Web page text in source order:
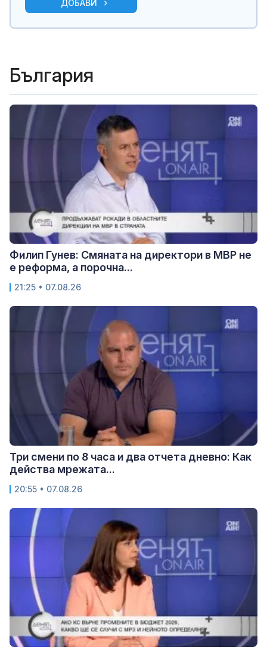
ДОБАВИ
България
Филип Гунев: Смяната на директори в МВР не
е реформа, а порочна...
21:25 • 07.08.26
Три смени по 8 часа и два отчета дневно: Как
действа мрежата...
20:55 • 07.08.26